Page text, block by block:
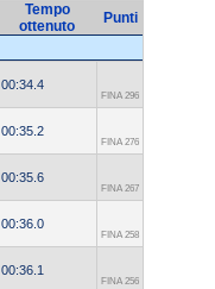
Tempo
ottenuto
Punti
00:34.4
FINA 296
00:35.2
FINA 276
00:35.6
FINA 267
00:36.0
FINA 258
00:36.1
FINA 256